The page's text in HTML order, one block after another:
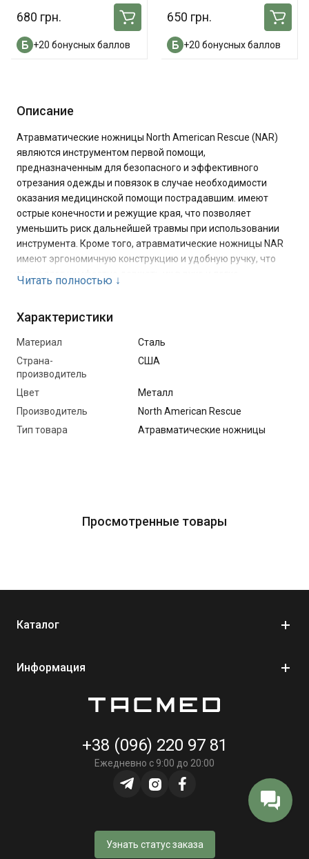
680 грн.
+20 бонусных баллов
650 грн.
+20 бонусных баллов
Описание
Атравматические ножницы North American Rescue (NAR)
являются инструментом первой помощи,
предназначенным для безопасного и эффективного
отрезания одежды и повязок в случае необходимости
оказания медицинской помощи пострадавшим. имеют
острые конечности и режущие края, что позволяет
уменьшить риск дальнейшей травмы при использовании
инструмента. Кроме того, атравматические ножницы NAR
имеют эргономичную конструкцию и удобную ручку, что
позволяет комфортно держать их в руке и легко
прослужить долгое время без износа и повреждения.
Читать полностью ↓
Характеристики
Материал
Сталь
Страна-
производитель
США
Цвет
Металл
Производитель
North American Rescue
Тип товара
Атравматические ножницы
Просмотренные товары
Каталог
Информация
+38 (096) 220 97 81
Ежедневно с 9:00 до 20:00
Узнать статус заказа